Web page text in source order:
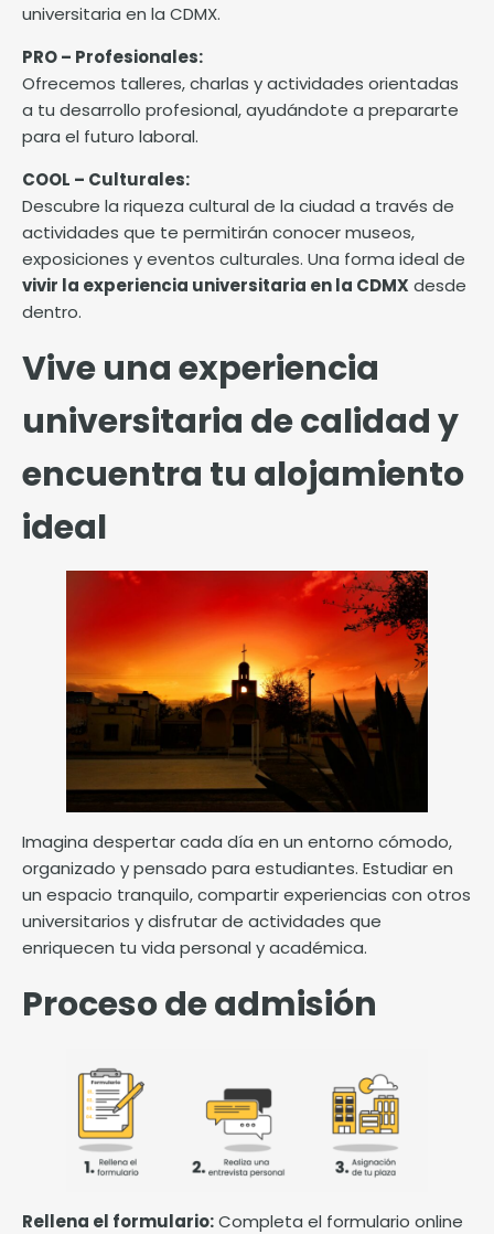
universitaria en la CDMX.
PRO – Profesionales:
Ofrecemos talleres, charlas y actividades orientadas
a tu desarrollo profesional, ayudándote a prepararte
para el futuro laboral.
COOL – Culturales:
Descubre la riqueza cultural de la ciudad a través de
actividades que te permitirán conocer museos,
exposiciones y eventos culturales. Una forma ideal de
vivir la experiencia universitaria en la CDMX desde
dentro.
Vive una experiencia
universitaria de calidad y
encuentra tu alojamiento
ideal
Imagina despertar cada día en un entorno cómodo,
organizado y pensado para estudiantes. Estudiar en
un espacio tranquilo, compartir experiencias con otros
universitarios y disfrutar de actividades que
enriquecen tu vida personal y académica.
Proceso de admisión
Rellena el formulario:Completa el formulario online